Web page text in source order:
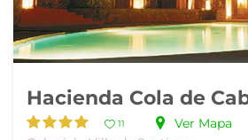
Hacienda Cola de
11
Ver Mapa